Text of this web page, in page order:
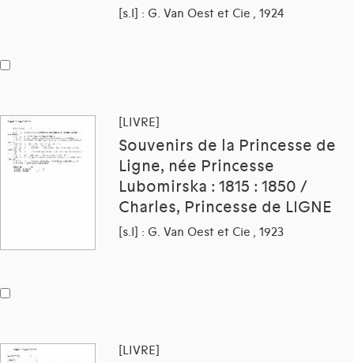
[s.l] : G. Van Oest et Cie , 1924
[LIVRE]
Souvenirs de la Princesse de
Ligne, née Princesse
Lubomirska : 1815 : 1850 /
Charles, Princesse de LIGNE
[s.l] : G. Van Oest et Cie , 1923
[LIVRE]